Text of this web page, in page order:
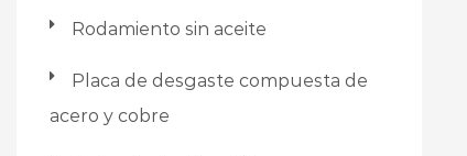
Rodamiento sin aceite
Placa de desgaste compuesta de
acero y cobre